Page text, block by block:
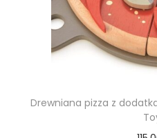
Drewniana pizza z